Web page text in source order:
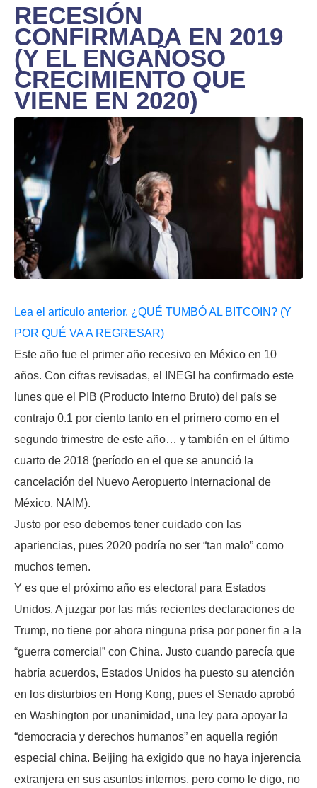
RECESIÓN
CONFIRMADA EN 2019
(Y EL ENGAÑOSO
CRECIMIENTO QUE
VIENE EN 2020)
Lea el artículo anterior. ¿QUÉ TUMBÓ AL BITCOIN? (Y
POR QUÉ VA A REGRESAR)
Este año fue el primer año recesivo en México en 10
años. Con cifras revisadas, el INEGI ha confirmado este
lunes que el PIB (Producto Interno Bruto) del país se
contrajo 0.1 por ciento tanto en el primero como en el
segundo trimestre de este año… y también en el último
cuarto de 2018 (período en el que se anunció la
cancelación del Nuevo Aeropuerto Internacional de
México, NAIM).
Justo por eso debemos tener cuidado con las
apariencias, pues 2020 podría no ser “tan malo” como
muchos temen.
Y es que el próximo año es electoral para Estados
Unidos. A juzgar por las más recientes declaraciones de
Trump, no tiene por ahora ninguna prisa por poner fin a la
“guerra comercial” con China. Justo cuando parecía que
habría acuerdos, Estados Unidos ha puesto su atención
en los disturbios en Hong Kong, pues el Senado aprobó
en Washington por unanimidad, una ley para apoyar la
“democracia y derechos humanos” en aquella región
especial china. Beijing ha exigido que no haya injerencia
extranjera en sus asuntos internos, pero como le digo, no